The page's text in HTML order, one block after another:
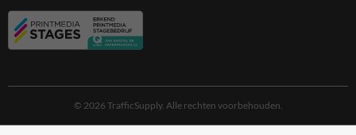
© 2026 TrafficSupply. Alle rechten voorbehouden.